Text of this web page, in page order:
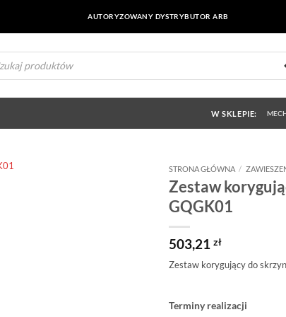
AUTORYZOWANY DYSTRYBUTOR ARB
W SKLEPIE:
STRONA GŁÓWNA /
Zestaw
GQGK01
503,21 zł
Zestaw korygujący do
Terminy realizacji